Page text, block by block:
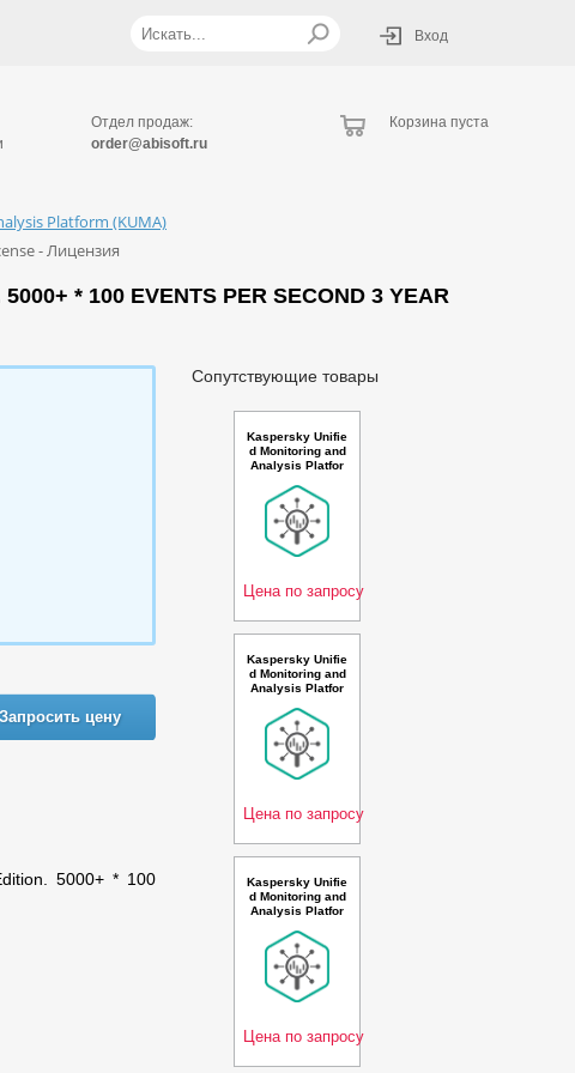
Вход
Отдел продаж:
order@abisoft.ru
Корзина пуста
Platform (KUMA)
- Лицензия
* 100 EVENTS PER SECOND 3 YEAR
Запросить цену
5000+ * 100
Сопутствующие товары
Kaspersky Unifie
d Monitoring and
Analysis Platfor
n Edition. 5-9 * 1
00 events per se
cond 1 year Ren
ewal Premium Li
cense - Лицензи
Цена по запросу
Kaspersky Unifie
d Monitoring and
Analysis Platfor
n Edition. 150-24
9 * 100 events p
er second 3 year
Renewal Premiu
m License - Лиц
Цена по запросу
Kaspersky Unifie
d Monitoring and
Analysis Platfor
mpatible with Net
flow support and
AI Russian Editio
n. 50-99 * 100 ev
ents per second
Цена по запросу